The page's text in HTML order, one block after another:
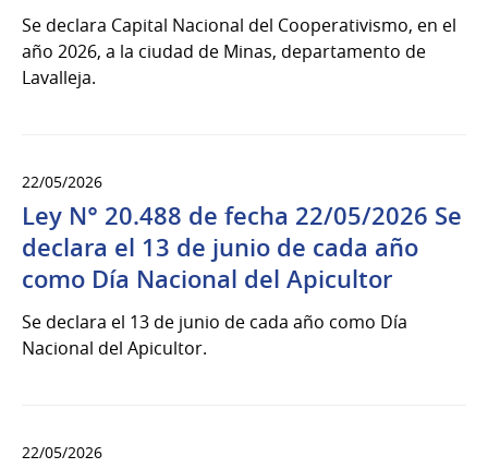
Se declara Capital Nacional del Cooperativismo, en el
año 2026, a la ciudad de Minas, departamento de
Lavalleja.
22/05/2026
Ley N° 20.488 de fecha 22/05/2026 Se
declara el 13 de junio de cada año
como Día Nacional del Apicultor
Se declara el 13 de junio de cada año como Día
Nacional del Apicultor.
22/05/2026